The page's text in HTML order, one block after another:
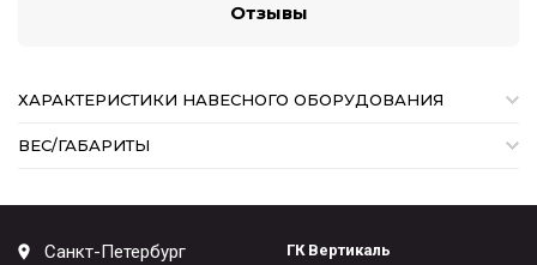
Отзывы
ХАРАКТЕРИСТИКИ НАВЕСНОГО ОБОРУДОВАНИЯ
ВЕС/ГАБАРИТЫ
Санкт-Петербург
ГК Вертикаль